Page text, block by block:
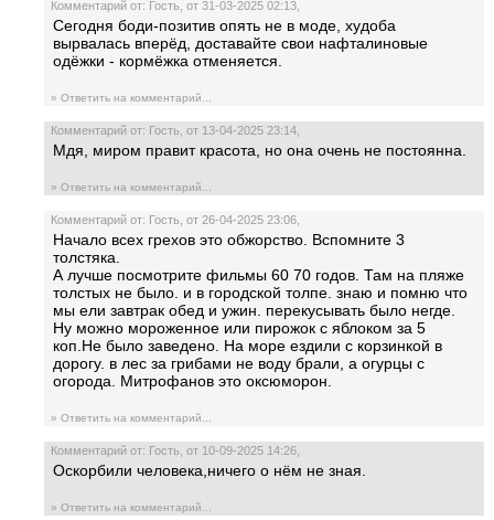
Комментарий от: Гость, от 31-03-2025 02:13,
Сегодня боди-позитив опять не в моде, худоба
вырвалась вперёд, доставайте свои нафталиновые
одёжки - кормёжка отменяется.
» Ответить на комментарий...
Комментарий от: Гость, от 13-04-2025 23:14,
Мдя, миром правит красота, но она очень не постоянна.
» Ответить на комментарий...
Комментарий от: Гость, от 26-04-2025 23:06,
Начало всех грехов это обжорство. Вспомните 3
толстяка.
А лучше посмотрите фильмы 60 70 годов. Там на пляже
толстых не было. и в городской толпе. знаю и помню что
мы ели завтрак обед и ужин. перекусывать было негде.
Ну можно мороженное или пирожок с яблоком за 5
коп.Не было заведено. На море ездили с корзинкой в
дорогу. в лес за грибами не воду брали, а огурцы с
огорода. Митрофанов это оксюморон.
» Ответить на комментарий...
Комментарий от: Гость, от 10-09-2025 14:26,
Оскорбили человека,ничего о нём не зная.
» Ответить на комментарий...